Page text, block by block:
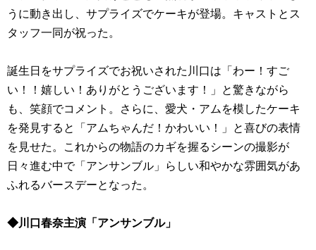
うに動き出し、サプライズでケーキが登場。キャストとス
タッフ一同が祝った。
誕生日をサプライズでお祝いされた川口は「わー！すご
い！！嬉しい！ありがとうございます！」と驚きながら
も、笑顔でコメント。さらに、愛犬・アムを模したケーキ
を発見すると「アムちゃんだ！かわいい！」と喜びの表情
を見せた。これからの物語のカギを握るシーンの撮影が
日々進む中で「アンサンブル」らしい和やかな雰囲気があ
ふれるバースデーとなった。
◆川口春奈主演「アンサンブル」